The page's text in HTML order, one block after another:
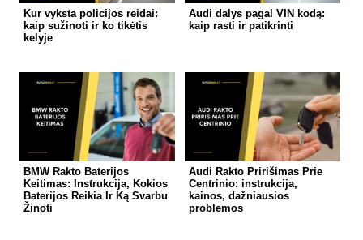
Kur vyksta policijos reidai:
kaip sužinoti ir ko tikėtis
kelyje
Audi dalys pagal VIN kodą:
kaip rasti ir patikrinti
BMW Rakto Baterijos
Keitimas: Instrukcija, Kokios
Baterijos Reikia Ir Ką Svarbu
Žinoti
Audi Rakto Pririšimas Prie
Centrinio: instrukcija,
kainos, dažniausios
problemos